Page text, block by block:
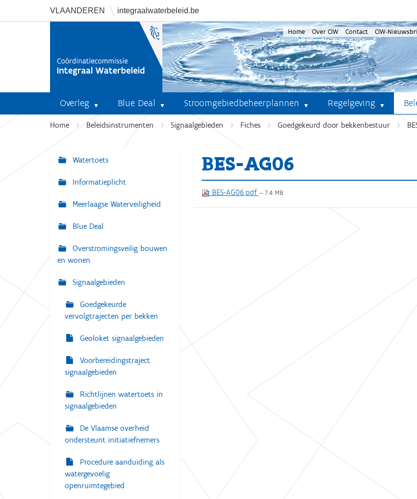
VLAANDEREN integraalwaterbeleid.be
Home Over CIW Contact CIW-
Overleg Blue Deal Stroomgebiedbeheerplannen Regelgeving
U
e
Home Beleidsinstrumenten Signaalgebieden Fiches Goedgekeurd door bekkenbestuur
BES-AG06
BES-AG06.pdf — 7.4 MB
N
a
i
g
t
i
e
Watertoets
Informatieplicht
Meerlaagse Waterveiligheid
Blue Deal
Overstromingsveilig bouwen
en wonen
Signaalgebieden
Goedgekeurde
vervolgtrajecten per bekken
Geoloket signaalgebieden
Voorbereidingstraject
signaalgebieden
Richtlijnen watertoets in
signaalgebieden
De Vlaamse overheid
ondersteunt initiatiefnemers
Procedure aanduiding als
watergevoelig
openruimtegebied